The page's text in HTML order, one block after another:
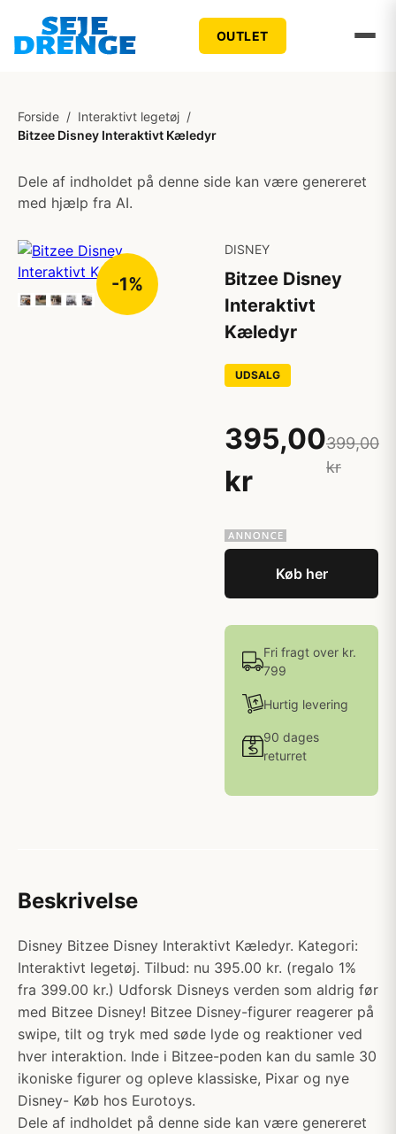
OUTLET
Forside / Interaktivt legetøj /
Bitzee Disney Interaktivt Kæledyr
Dele af indholdet på denne side kan være genereret
med hjælp fra AI.
-1%
DISNEY
Bitzee Disney
Interaktivt
Kæledyr
UDSALG
395,00
kr
399,00
kr
Køb her
Fri fragt over kr.
799
Hurtig levering
90 dages
returret
Beskrivelse
Disney Bitzee Disney Interaktivt Kæledyr. Kategori:
Interaktivt legetøj. Tilbud: nu 395.00 kr. (regalo 1%
fra 399.00 kr.) Udforsk Disneys verden som aldrig før
med Bitzee Disney! Bitzee Disney-figurer reagerer på
swipe, tilt og tryk med søde lyde og reaktioner ved
hver interaktion. Inde i Bitzee-poden kan du samle 30
ikoniske figurer og opleve klassiske, Pixar og nye
Disney- Køb hos Eurotoys.
Dele af indholdet på denne side kan være genereret